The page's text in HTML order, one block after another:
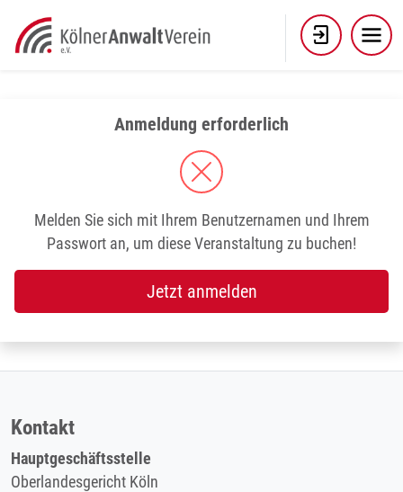
content
Anmeldung erforderlich
Melden Sie sich mit Ihrem Benutzernamen und Ihrem
Passwort an, um diese Veranstaltung zu buchen!
Jetzt anmelden
Kontakt
Hauptgeschäftsstelle
Oberlandesgericht Köln